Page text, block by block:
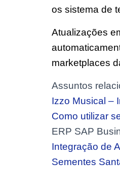
os sistema de
Atualizações
marketplaces
Assuntos
Izzo Musical –
Como utilizar
ERP SAP
Integração de
Sementes